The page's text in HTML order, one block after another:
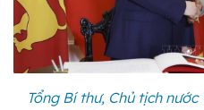
Tổng Bí thư, Chủ tịch